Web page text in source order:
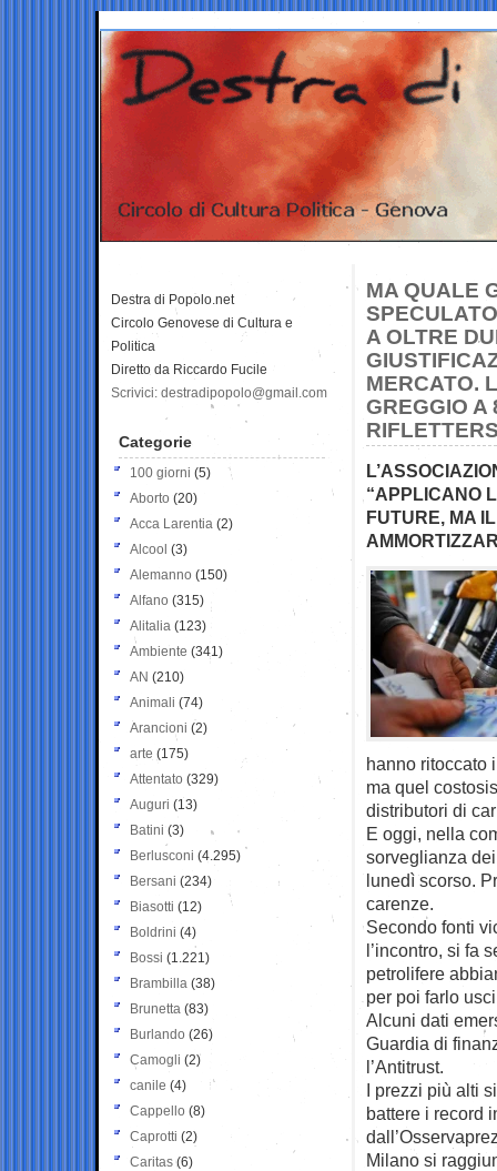
MA QUALE
A OLTRE
MERCATO.
GREGGIO A
“APPLICANO
FUTURE, MA
hanno ritoccato
ma quel
distributori di
E oggi, nella
sorveglianza
lunedì scorso.
carenze.
Secondo fonti
l’incontro, si fa
petrolifere
per poi farlo
Alcuni dati
Guardia di
l’Antitrust.
I prezzi più alti
battere i record
Milano si
Destra di Popolo.net
Circolo Genovese di Cultura e
Politica
Diretto da Riccardo Fucile
Scrivici: destradipopolo@gmail.com
Categorie
100 giorni (5)
Aborto (20)
Acca Larentia (2)
Alcool (3)
Alemanno (150)
Alfano (315)
Alitalia (123)
Ambiente (341)
AN (210)
Animali (74)
Arancioni (2)
arte (175)
Attentato (329)
Auguri (13)
Batini (3)
Berlusconi (4.295)
Bersani (234)
Biasotti (12)
Boldrini (4)
Bossi (1.221)
Brambilla (38)
Brunetta (83)
Burlando (26)
Camogli (2)
canile (4)
Cappello (8)
Caprotti (2)
Caritas (6)